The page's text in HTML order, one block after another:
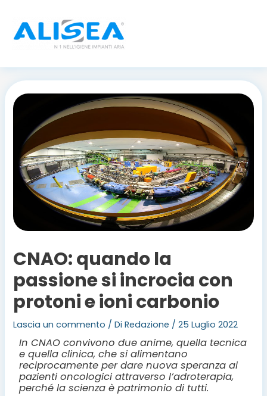
contenuto
CNAO: quando la
passione si incrocia con
protoni e ioni carbonio
Lascia un commento / DiRedazione /25 Luglio 2022
In CNAO convivono due anime, quella tecnica
e quella clinica, che si alimentano
reciprocamente per dare nuova speranza ai
pazienti oncologici attraverso l’adroterapia,
perché la scienza è patrimonio di tutti.